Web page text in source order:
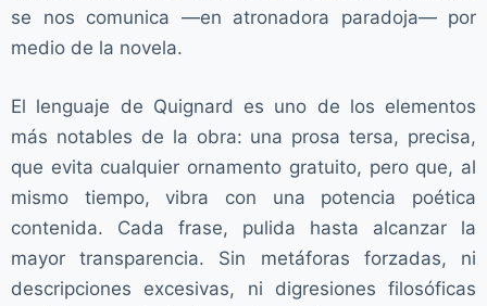
se nos comunica —en atronadora paradoja— por
medio de la novela.
El lenguaje de Quignard es uno de los elementos
más notables de la obra: una prosa tersa, precisa,
que evita cualquier ornamento gratuito, pero que, al
mismo tiempo, vibra con una potencia poética
contenida. Cada frase, pulida hasta alcanzar la
mayor transparencia. Sin metáforas forzadas, ni
descripciones excesivas, ni digresiones filosóficas